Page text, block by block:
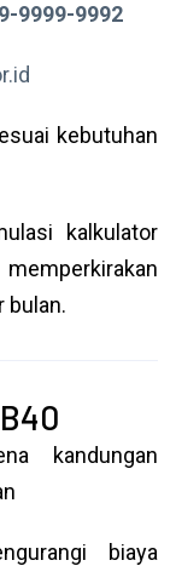
9999-9992
kebutuhan
kalkulator
bulan.
kandungan
biaya